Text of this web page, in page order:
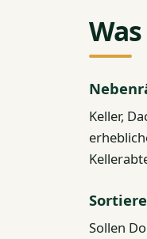
Keller,
Sollen